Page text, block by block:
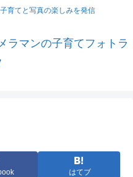
育てと写真の楽しみを発信
ラマンの子育てフォトラ
はてブ